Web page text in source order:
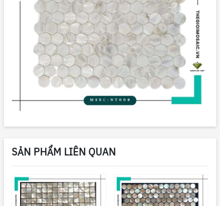
SẢN PHẨM LIÊN QUAN